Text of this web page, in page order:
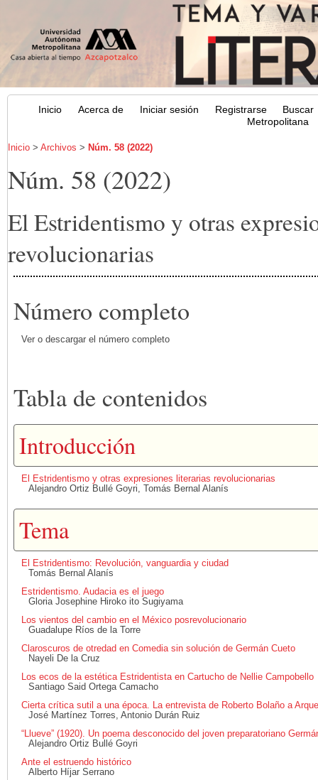
Inicio Acerca de Iniciar sesión Registrarse
Buscar
Metropolitana
Inicio> Archivos > Núm. 58 (2022)
Núm. 58 (2022)
El Estridentismo y otras
revolucionarias
Número completo
Ver o descargar el número completo
Tabla de contenidos
Introducción
El Estridentismo y otras expresiones literarias revolucionarias
Alejandro Ortiz Bullé Goyri, Tomás Bernal Alanís
Tema
El Estridentismo: Revolución, vanguardia y ciudad
Tomás Bernal Alanís
Estridentismo. Audacia es el juego
Gloria Josephine Hiroko ito Sugiyama
Los vientos del cambio en el México posrevolucionario
Guadalupe Ríos de la Torre
Claroscuros de otredad en Comedia sin solución de Germán Cueto
Nayeli De la Cruz
Los ecos de la estética Estridentista en Cartucho de Nellie Campobello
Santiago Said Ortega Camacho
Cierta crítica sutil a una época. La entrevista de Roberto Bolaño a
José Martínez Torres, Antonio Durán Ruiz
“Llueve” (1920). Un poema desconocido del joven preparatoriano
Alejandro Ortiz Bullé Goyri
Ante el estruendo histórico
Alberto Híjar Serrano